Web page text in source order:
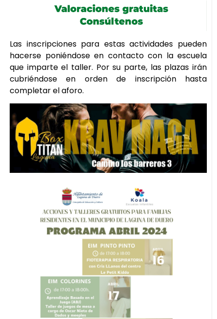
Las inscripciones para estas actividades pueden
hacerse poniéndose en contacto con la escuela
que imparte el taller. Por su parte, las plazas irán
cubriéndose en orden de inscripción hasta
completar el aforo.